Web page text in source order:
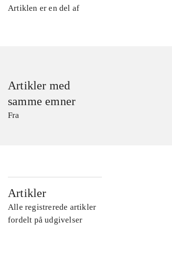
Artiklen er en del af
Artikler med
samme emner
Fra
Artikler
Alle registrerede artikler
fordelt på udgivelser